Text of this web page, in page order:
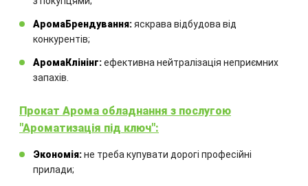
Замовте технічний розрахунок
Комбінація обладнання
розраховується для кожного
окремого проекту.
АромаБрендування:яскрава відбудова від
конкурентів;
АромаКлінінг:ефективна нейтралізація неприємних
запахів.
Прокат Арома обладнання з послугою
"Ароматизація під ключ":
Экономія:не треба купувати дорогі професійні
прилади;